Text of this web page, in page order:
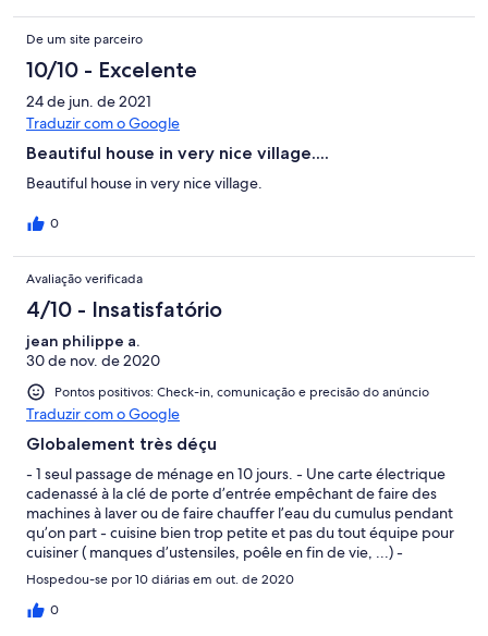
De um site parceiro
10/10 - Excelente
24 de jun. de 2021
Traduzir com o Google
Beautiful house in very nice village....
Beautiful house in very nice village.
0
Avaliação verificada
4/10 - Insatisfatório
jean philippe a.
30 de nov. de 2020
Pontos positivos: Check-in, comunicação e precisão do anúncio
Traduzir com o Google
Globalement très déçu
- 1 seul passage de ménage en 10 jours. - Une carte électrique
cadenassé à la clé de porte d’entrée empêchant de faire des
machines à laver ou de faire chauffer l’eau du cumulus pendant
qu’on part - cuisine bien trop petite et pas du tout équipe pour
cuisiner ( manques d’ustensiles, poêle en fin de vie, ...) -
globalement inconfortable. Canapé très dur. Literie de très
mauvaise qualité au point que j’ai dû dormir dans une chambre
que celle de ma femme Emplacement pas terrible. A côté de 4
Hospedou-se por 10 diárias em out. de 2020
0